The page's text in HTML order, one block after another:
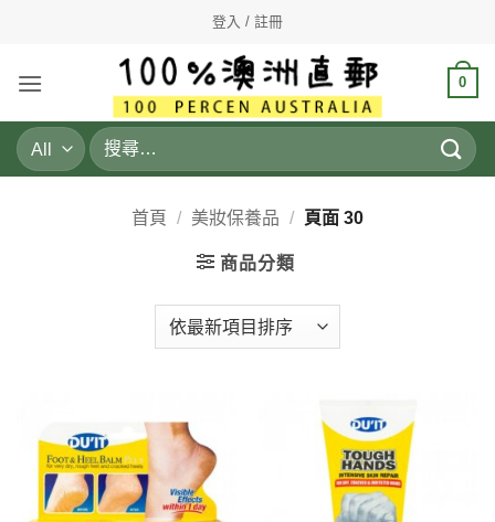
登入 / 註冊
0
搜
尋
首頁 / 美妝保養品 / 頁面 30
商品分類